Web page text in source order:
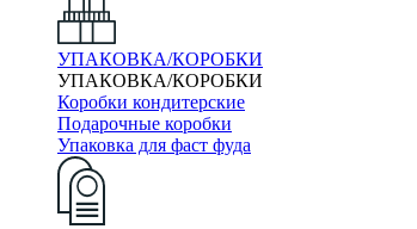
УПАКОВКА/КОРОБКИ
УПАКОВКА/КОРОБКИ
Коробки кондитерские
Подарочные коробки
Упаковка для фаст фуда